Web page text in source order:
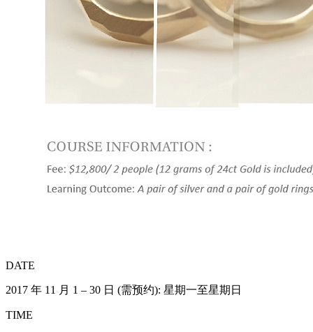
DATE
2017 年 11 月 1 – 30 日 (需预约): 星期一至星期日
TIME